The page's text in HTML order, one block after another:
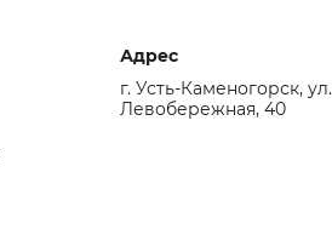
Адрес
г. Усть-Каменогорск, ул.
Левобережная, 40